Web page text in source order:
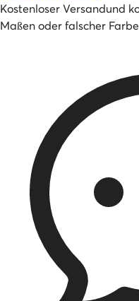
Kostenloser Versandund
Maßen oder falscher Farbe